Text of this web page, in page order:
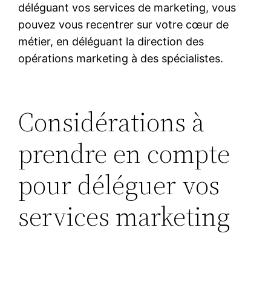
déléguant vos services de marketing, vous
pouvez vous recentrer sur votre cœur de
métier, en déléguant la direction des
opérations marketing à des spécialistes.
Considérations à
prendre en compte
pour déléguer vos
services marketing